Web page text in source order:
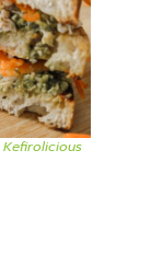
Kefirolicious